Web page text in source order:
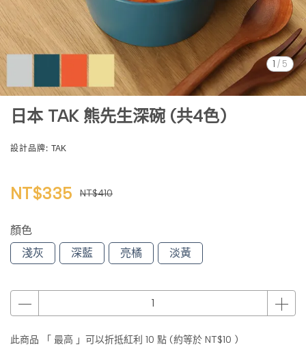
1 / 5
日本 TAK 熊先生深碗 (共4色)
設計品牌: TAK
NT$335 NT$410
顏色
淺灰
深藍 亮橘 淡黃
此商品 「 最高 」可以折抵紅利 10 點 (約等於 NT$10 )